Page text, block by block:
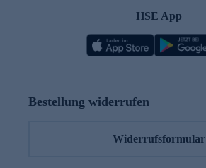
HSE App
Bestellung widerrufen
Widerrufsformular